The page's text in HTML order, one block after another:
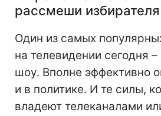
рассмеши избирателя
Один из самых
на телевидении сегодня –
шоу. Вполне эффективно
и в политике. И те силы,
владеют телеканалами